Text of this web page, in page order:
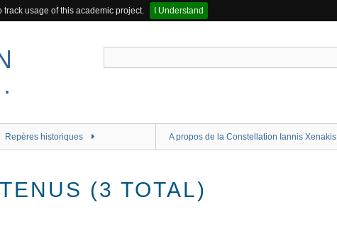
track usage of this academic project.
I Understand
Repères historiques A propos de la Constellation Iannis Xenakis
(3 TOTAL)